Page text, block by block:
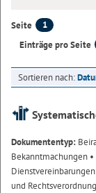
Seite
1
Einträge pro Seite
Sortieren nach:
Dokumententyp:
Bekanntmachungen
Dienstvereinbarungen
und